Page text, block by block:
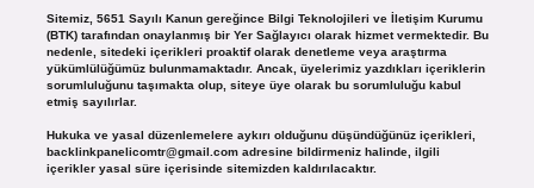
Sitemiz, 5651 Sayılı Kanun gereğince Bilgi Teknolojileri ve İletişim Kurumu
(BTK) tarafından onaylanmış bir Yer Sağlayıcı olarak hizmet vermektedir. Bu
nedenle, sitedeki içerikleri proaktif olarak denetleme veya araştırma
yükümlülüğümüz bulunmamaktadır. Ancak, üyelerimiz yazdıkları içeriklerin
sorumluluğunu taşımakta olup, siteye üye olarak bu sorumluluğu kabul
etmiş sayılırlar.
Hukuka ve yasal düzenlemelere aykırı olduğunu düşündüğünüz içerikleri,
backlinkpanelicomtr@gmail.comadresine bildirmeniz halinde, ilgili
içerikler yasal süre içerisinde sitemizden kaldırılacaktır.